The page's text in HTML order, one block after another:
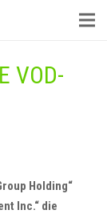
VOD-
Holding“
Inc.“ die